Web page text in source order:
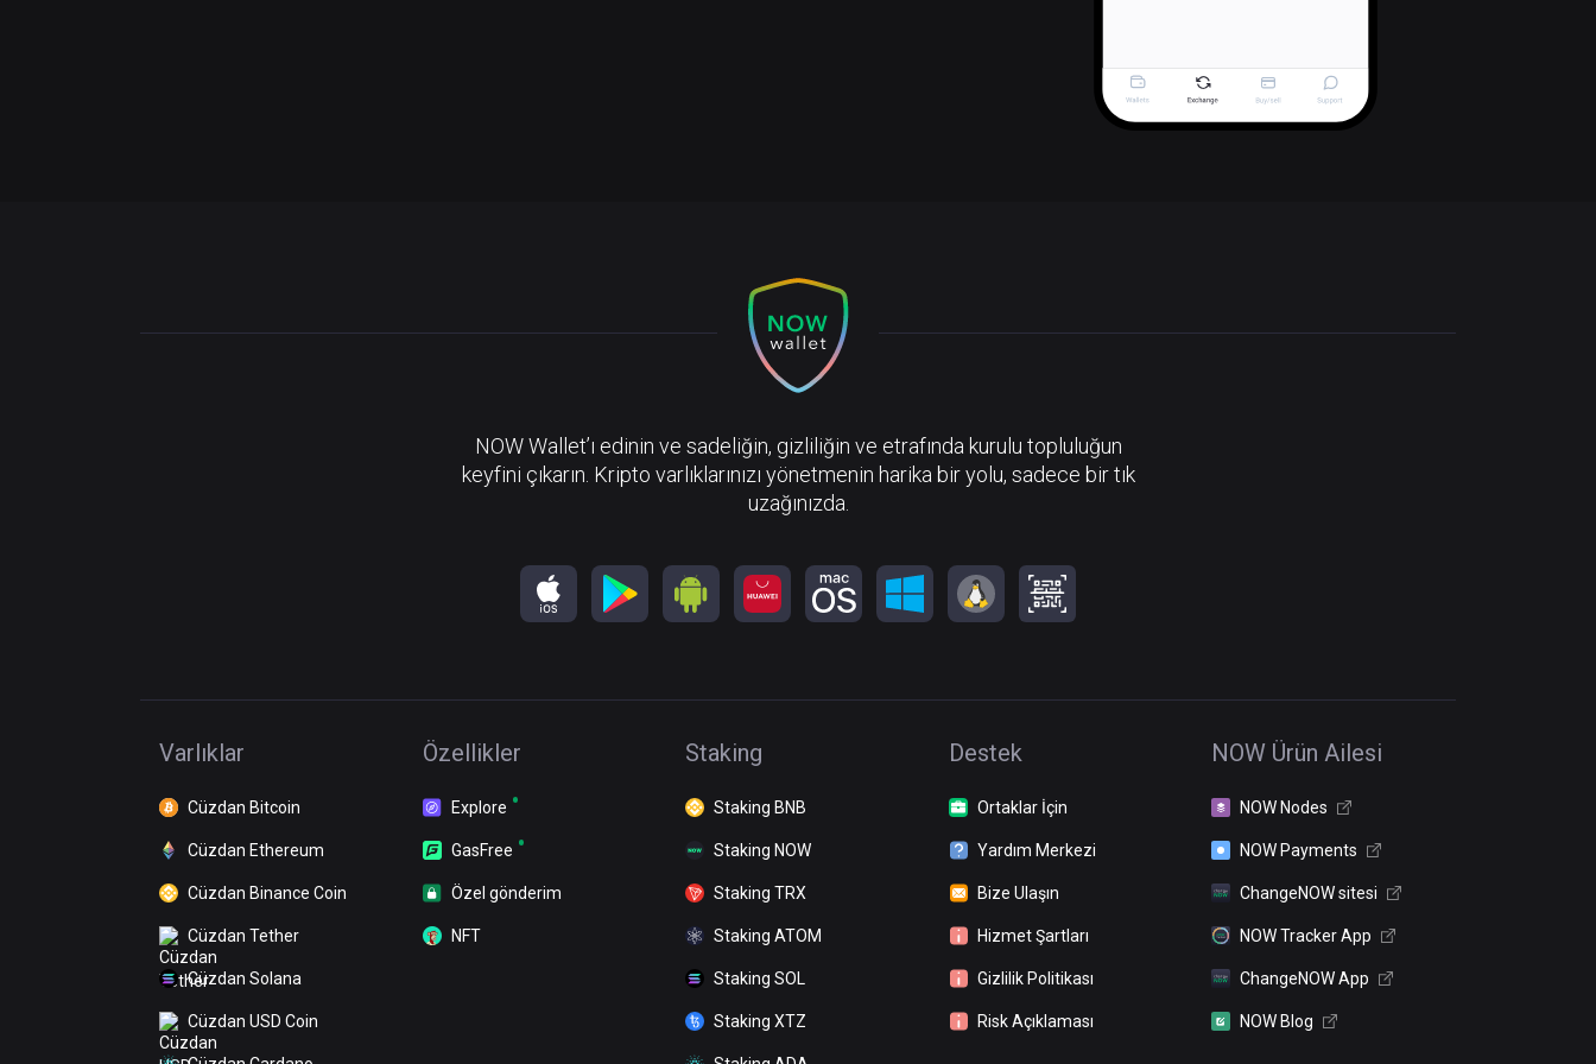
NOW Wallet’ı edinin ve sadeliğin, gizliliğin ve etrafında kurulu topluluğun
keyfini çıkarın. Kripto varlıklarınızı yönetmenin harika bir yolu, sadece bir tık
uzağınızda.
Varlıklar
Cüzdan Bitcoin
Cüzdan Ethereum
Cüzdan Binance Coin
Cüzdan Tether
Cüzdan Solana
Cüzdan USD Coin
Özellikler
Explore
GasFree
Özel gönderim
NFT
Staking
Staking BNB
Staking NOW
Staking TRX
Staking ATOM
Staking SOL
Staking XTZ
Destek
Ortaklar İçin
Yardım Merkezi
Bize Ulaşın
Hizmet Şartları
Gizlilik Politikası
Risk Açıklaması
NOW Ürün Ailesi
NOW Nodes
NOW Payments
ChangeNOW sitesi
NOW Tracker App
ChangeNOW App
NOW Blog